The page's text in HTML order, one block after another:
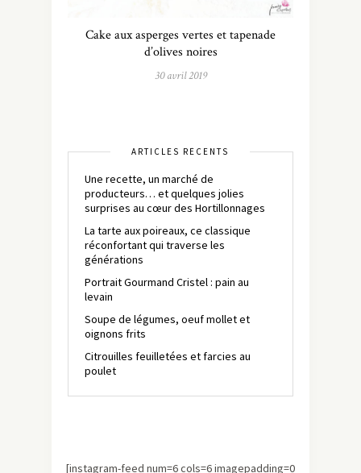
Cake aux asperges vertes et tapenade
d’olives noires
30 avril 2019
ARTICLES RÉCENTS
Une recette, un marché de
producteurs… et quelques jolies
surprises au cœur des Hortillonnages
La tarte aux poireaux, ce classique
réconfortant qui traverse les
générations
Portrait Gourmand Cristel : pain au
levain
Soupe de légumes, oeuf mollet et
oignons frits
Citrouilles feuilletées et farcies au
poulet
[instagram-feed num=6 cols=6 imagepadding=0